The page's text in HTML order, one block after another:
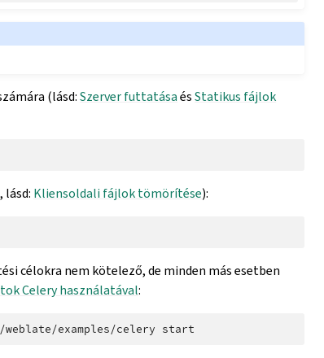
(lásd:Szerver futtatásaésStatikus fájlok
lásd: Kliensoldali fájlok tömörítése):
célokra nem kötelező, de minden más esetben
Celery használatával:
examples/celery